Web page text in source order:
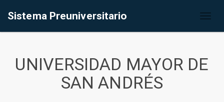
Sistema Preuniversitario
UNIVERSIDAD MAYOR DE
SAN ANDRÉS